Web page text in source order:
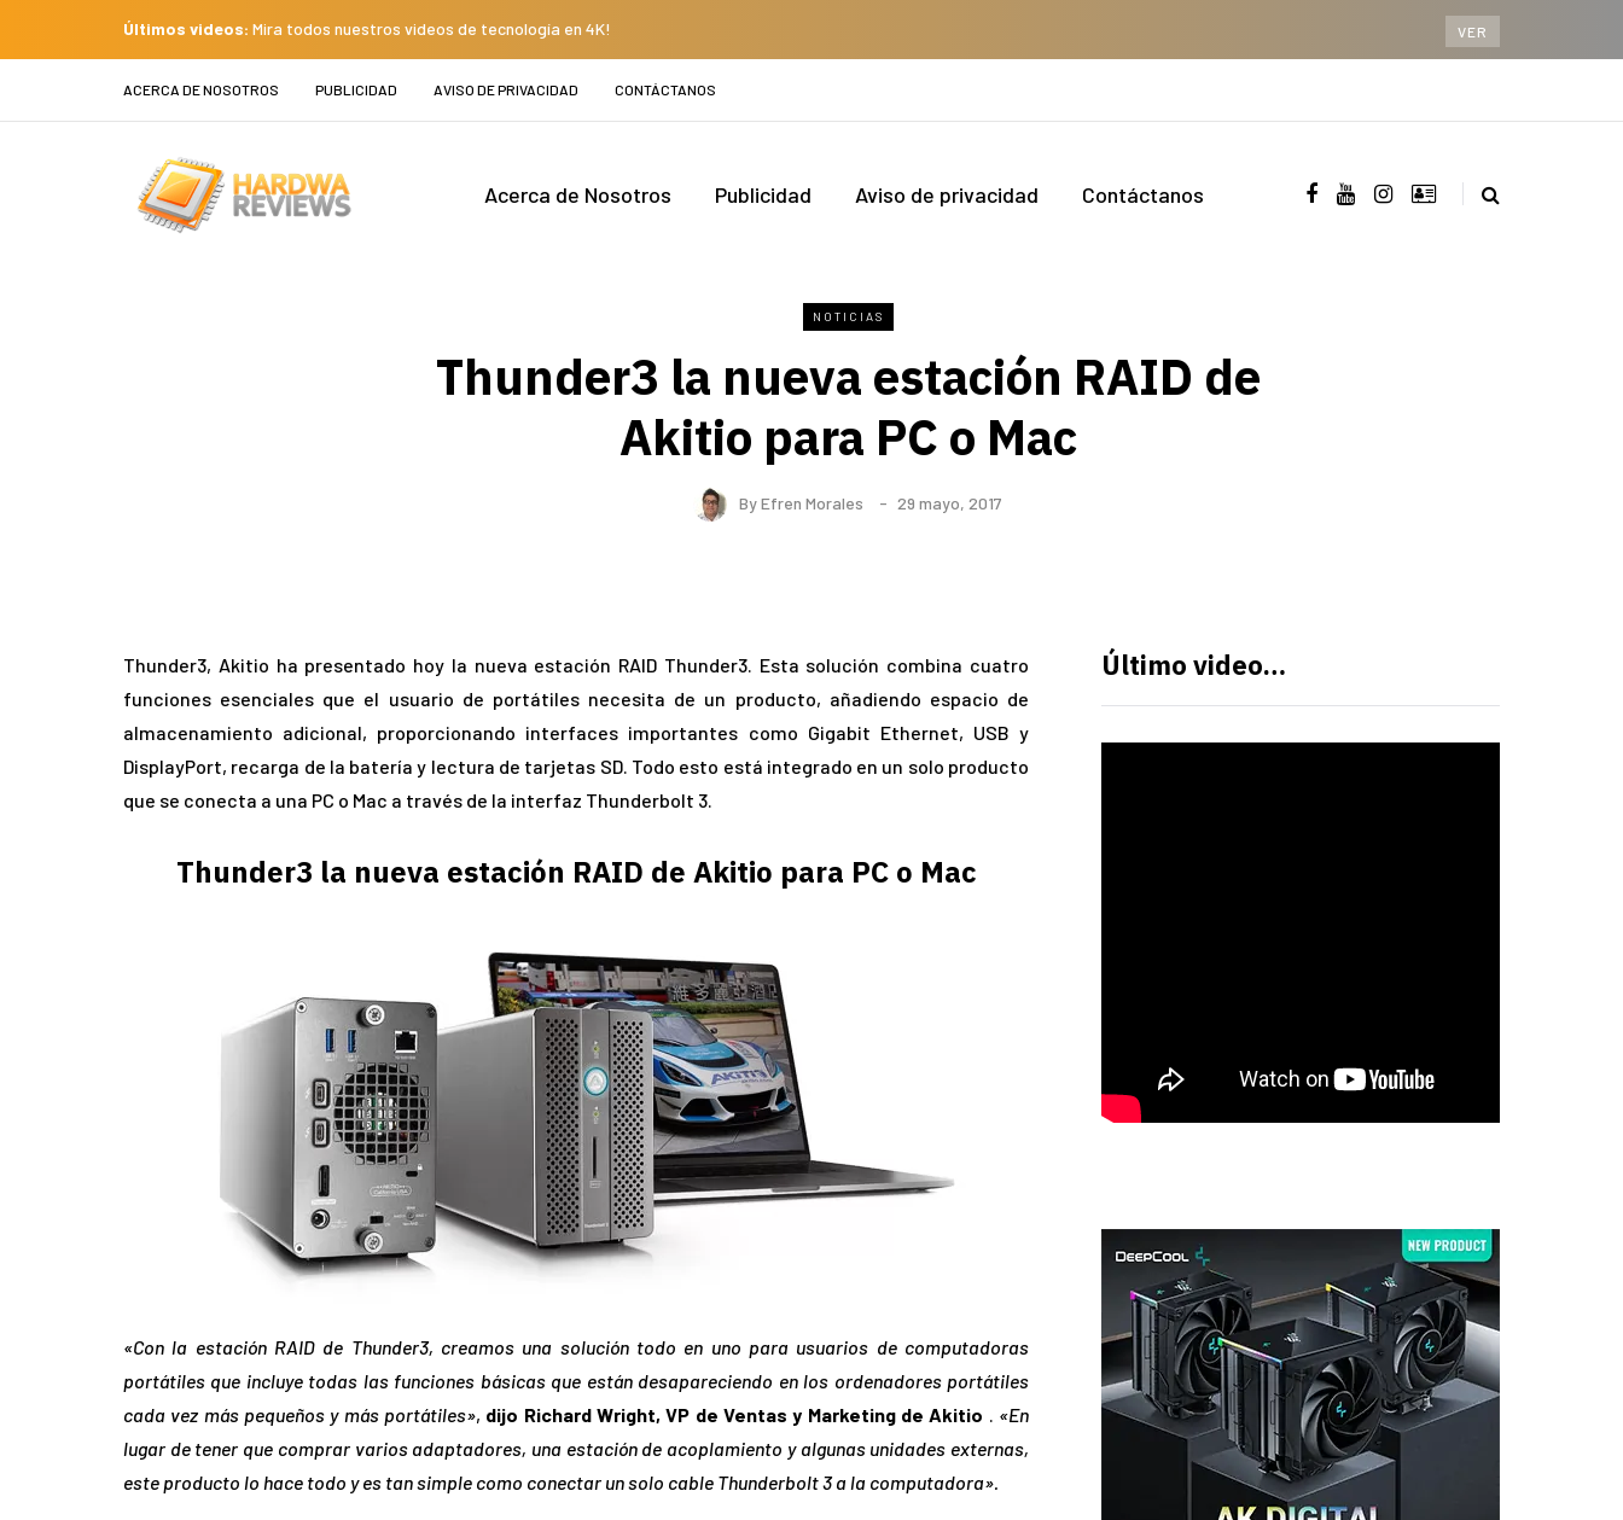
Últimos videos: Mira todos nuestros videos de tecnología en 4K! VER
ACERCA DE NOSOTROS PUBLICIDAD AVISO DE PRIVACIDAD CONTÁCTANOS
Acerca de Nosotros Publicidad Aviso de privacidad Contáctanos
NOTICIAS
Thunder3 la nueva estación RAID de
Akitio para PC o Mac
ByEfren Morales 29 mayo, 2017
Thunder3, Akitio ha presentado hoy la nueva estación RAID Thunder3. Esta solución combina cuatro
funciones esenciales que el usuario de portátiles necesita de un producto, añadiendo espacio de
almacenamiento adicional, proporcionando interfaces importantes como Gigabit Ethernet, USB y
DisplayPort, recarga de la batería y lectura de tarjetas SD. Todo esto está integrado en un solo producto
que se conecta a una PC o Mac a través de la interfaz Thunderbolt 3.
Thunder3 la nueva estación RAID de Akitio para PC o Mac
«Con la estación RAID de Thunder3, creamos una solución todo en uno para usuarios de computadoras
portátiles que incluye todas las funciones básicas que están desapareciendo en los ordenadores portátiles
cada vez más pequeños y más portátiles», dijo Richard Wright, VP de Ventas y Marketing de Akitio . «En
lugar de tener que comprar varios adaptadores, una estación de acoplamiento y algunas unidades externas,
este producto lo hace todo y es tan simple como conectar un solo cable Thunderbolt 3 a la computadora».
Último video…